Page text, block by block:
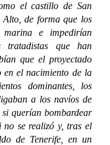
el castillo de San
de forma que los
e impedirían
tratadistas que han
que el proyectado
en el nacimiento de la
dominantes, los
a los navíos de
querían bombardear
se realizó y, tras el
de Tenerife, en un